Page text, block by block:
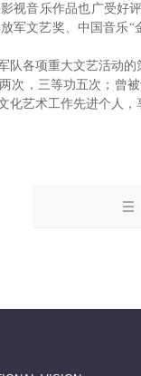
视音乐作品也广受
军文艺奖、中国音乐
各项重大文艺活动的
次，三等功五次；曾
艺术工作先进个人，